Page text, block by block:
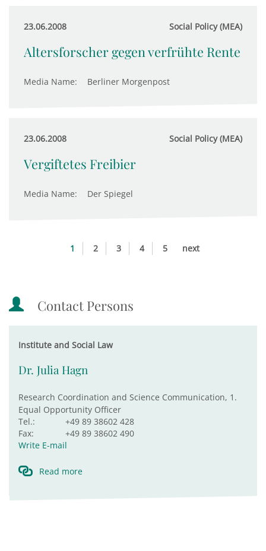
23.06.2008 Social Policy (MEA)
Altersforscher gegen verfrühte Rente
Media Name: Berliner Morgenpost
23.06.2008 Social Policy (MEA)
Vergiftetes Freibier
Media Name: Der Spiegel
1 2 3 4 5 next
Contact Persons
Institute and Social Law
Dr. Julia Hagn
Research Coordination and Science Communication, 1.
Equal Opportunity Officer
Tel.:
+49 89 38602 428
Fax:
+49 89 38602 490
Write E-mail
Read more